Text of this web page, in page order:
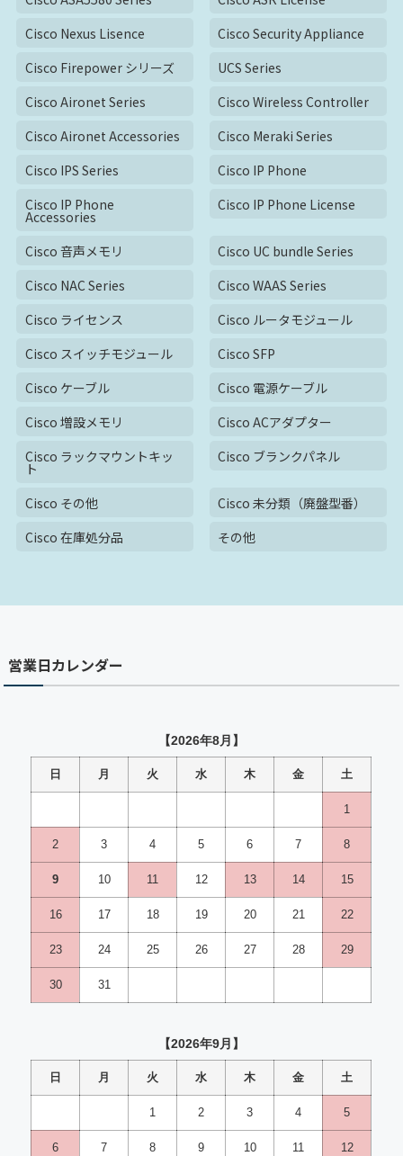
Cisco Nexus Lisence
Cisco Security Appliance
Cisco Firepower シリーズ
UCS Series
Cisco Aironet Series
Cisco Wireless Controller
Cisco Aironet Accessories
Cisco Meraki Series
Cisco IPS Series
Cisco IP Phone
Cisco IP Phone
Accessories
Cisco IP Phone License
Cisco 音声メモリ
Cisco UC bundle Series
Cisco NAC Series
Cisco WAAS Series
Cisco ライセンス
Cisco ルータモジュール
Cisco スイッチモジュール
Cisco SFP
Cisco ケーブル
Cisco 電源ケーブル
Cisco 増設メモリ
Cisco ACアダプター
Cisco ラックマウントキッ
ト
Cisco ブランクパネル
Cisco その他
Cisco 未分類（廃盤型番）
Cisco 在庫処分品
その他
営業日カレンダー